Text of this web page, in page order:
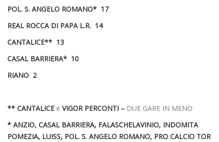
POL. S. ANGELO ROMANO* 17
REAL ROCCA DI PAPA L.R. 14
CANTALICE** 13
CASAL BARRIERA* 10
RIANO 2
** CANTALICE e VIGOR PERCONTI – DUE GARE IN MENO
* ANZIO, CASAL BARRIERA, FALASCHELAVINIO, INDOMITA
POMEZIA, LUISS, POL. S. ANGELO ROMANO, PRO CALCIO TOR